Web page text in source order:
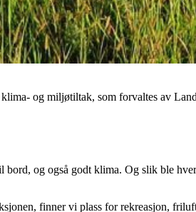
og miljøtiltak, som forvaltes av
og også godt klima. Og slik ble
finner vi plass for rekreasjon,